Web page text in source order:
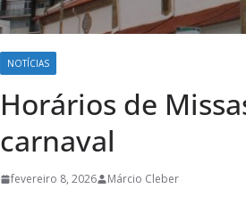
NOTÍCIAS
Horários de
carnaval
fevereiro 8, 2026 Márcio Cleber